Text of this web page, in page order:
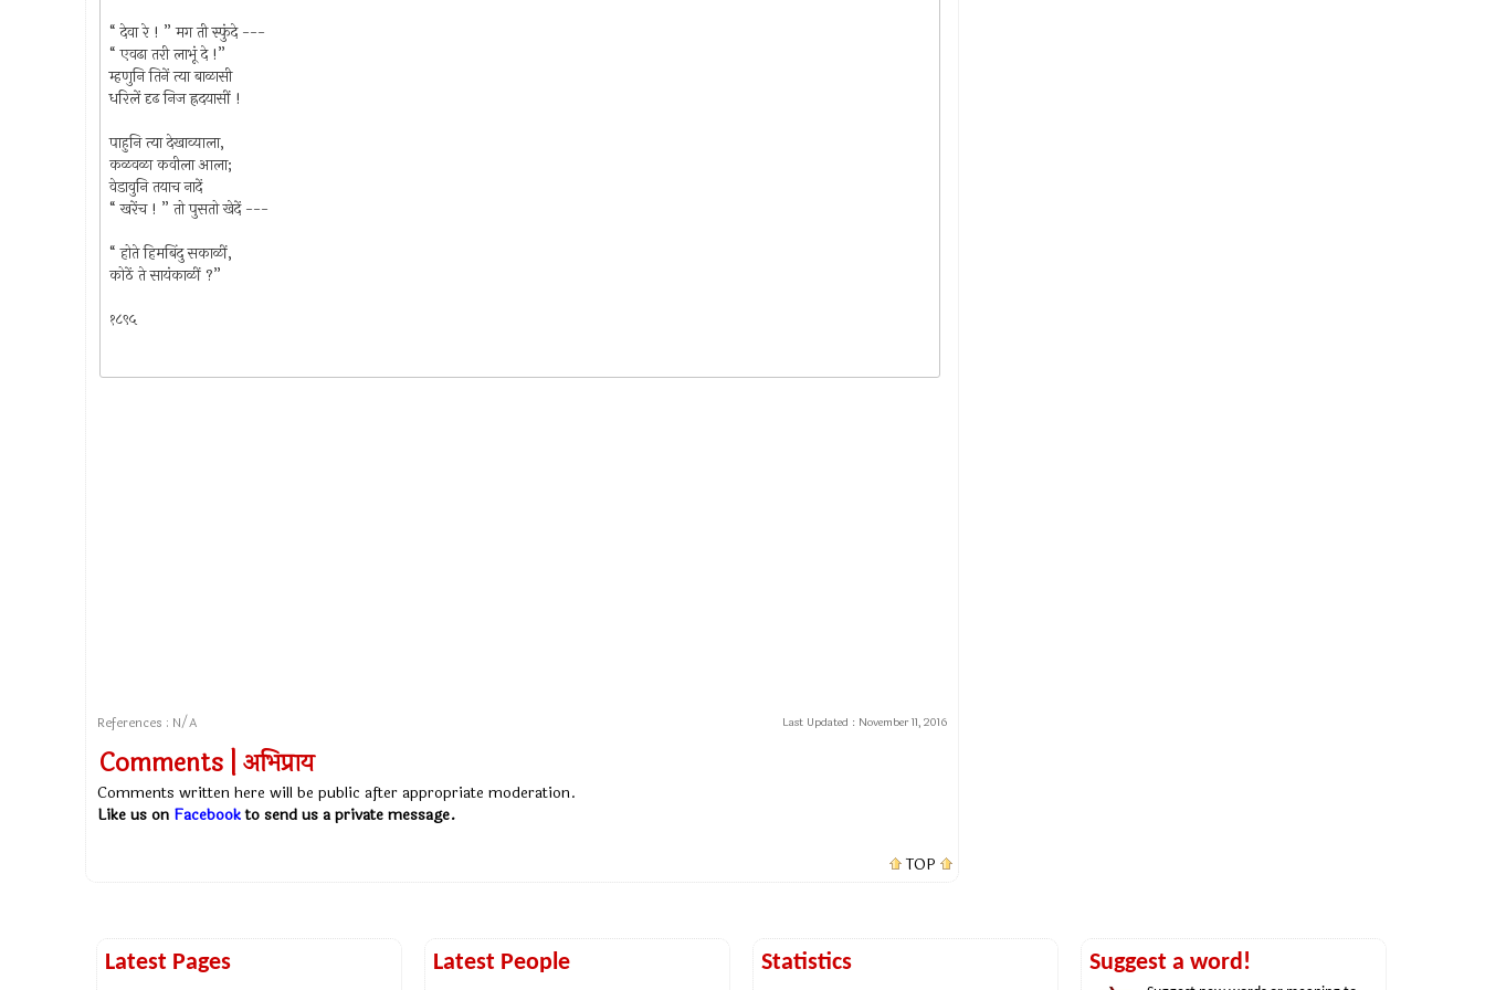
“ देवा रे ! ” मग ती स्फुंदे ---
“ एवढा तरी लाभूं दे !”
म्हणुनि तिनें त्या बाळासी
धरिलें दृढ निज ह्रदयासीं !
पाहुनि त्या देखाव्याला,
कळवळा कवीला आला;
वेडावुनि तयाच नादें
“ खरेंच ! ” तो पुसतो खेदें ---
“ होते हिमबिंदु सकाळीं,
कोठें ते सायंकाळीं ?”
१८९५
References : N/A Last Updated : November 11, 2016
Comments | अभिप्राय
Comments written here will be public after appropriate moderation.
Like us on Facebookto send us a private message.
TOP
Latest Pages Latest People Statistics Suggest a word!